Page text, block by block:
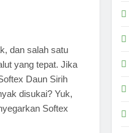
dan salah satu
yang tepat. Jika
Daun Sirih
disukai? Yuk,
Softex